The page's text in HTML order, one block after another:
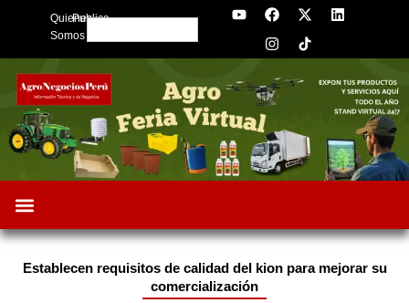
Quienes
Somos
Publica
Search
Y
o
b
e
F
a
c
e
o
o
k
X
-
t
w
t
L
i
d
n
I
n
s
t
g
r
a
Establecen requisitos de calidad del kion para mejorar su
comercialización